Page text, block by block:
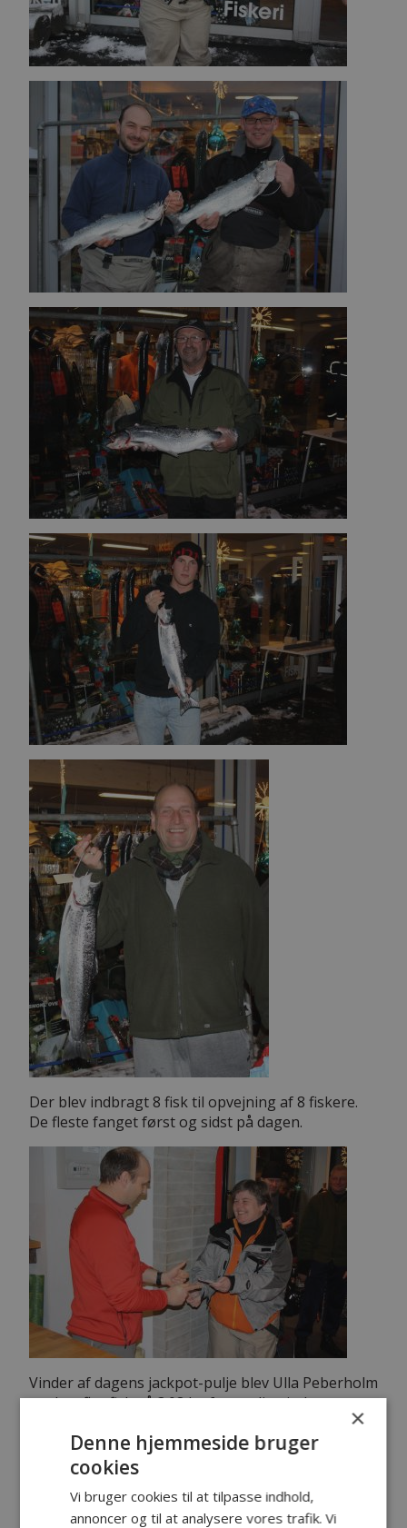
Der blev indbragt 8 fisk til opvejning af 8 fiskere.
De fleste fanget først og sidst på dagen.
Vinder af dagens jackpot-pulje blev Ulla Peberholm
med en flot fisk på 3.08 kg fanget lige inden om
Det er virkeligt dejligt at se, at cuppens eneste to
kvindelige deltagere hidtil er løbet med det hele.
Dagens joke gik på, at næste år skal pigerne have
deres egen pulje.
×
Denne hjemmeside bruger
cookies
Vi bruger cookies til at tilpasse indhold,
annoncer og til at analysere vores trafik. Vi